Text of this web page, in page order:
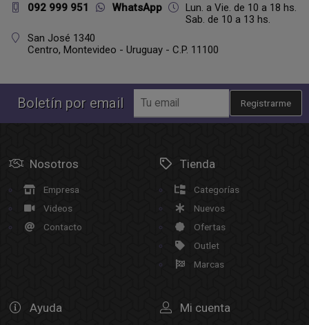
092 999 951
WhatsApp
Lun. a Vie. de 10 a 18 hs.
Sab. de 10 a 13 hs.
San José 1340
Centro, Montevideo - Uruguay - C.P. 11100
Boletín por email Registrarme
Nosotros
Empresa
Videos
Contacto
Tienda
Categorías
Nuevos
Ofertas
Outlet
Marcas
Ayuda Mi cuenta